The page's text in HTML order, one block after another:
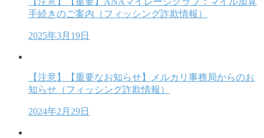
手続きのご案内（フィッシング詐欺情報）
2025年3月19日
【注意】【重要なお知らせ】メルカリ事務局からのお
知らせ（フィッシング詐欺情報）
2024年2月29日